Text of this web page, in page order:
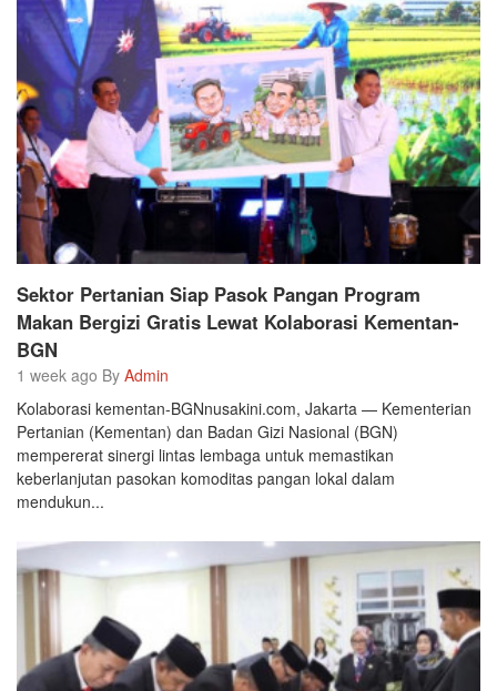
Sektor Pertanian Siap Pasok Pangan Program
Makan Bergizi Gratis Lewat Kolaborasi Kementan-
BGN
1 week ago By Admin
Kolaborasi kementan-BGNnusakini.com, Jakarta — Kementerian
Pertanian (Kementan) dan Badan Gizi Nasional (BGN)
mempererat sinergi lintas lembaga untuk memastikan
keberlanjutan pasokan komoditas pangan lokal dalam
mendukun...